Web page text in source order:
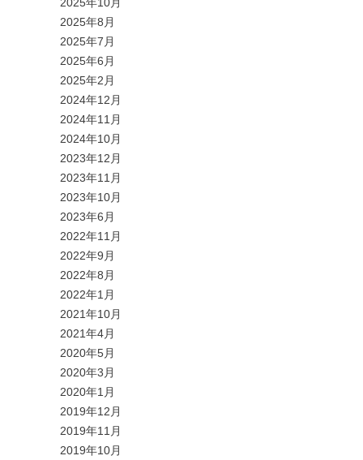
2025年8月
2025年7月
2025年6月
2025年2月
2024年12月
2024年11月
2024年10月
2023年12月
2023年11月
2023年10月
2023年6月
2022年11月
2022年9月
2022年8月
2022年1月
2021年10月
2021年4月
2020年5月
2020年3月
2020年1月
2019年12月
2019年11月
2019年10月